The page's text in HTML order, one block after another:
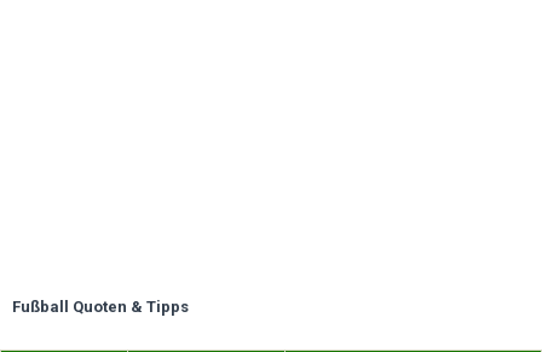
Fußball Quoten & Tipps